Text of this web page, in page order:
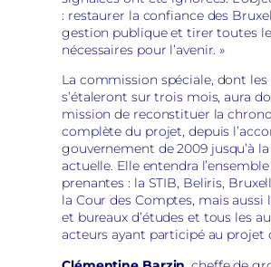
: restaurer la confiance des
gestion publique et tirer toutes
nécessaires pour l’avenir. »
La commission spéciale, dont les
s’étaleront sur trois mois, aura
mission de reconstituer la
complète du projet, depuis
gouvernement de 2009 jusqu’à
actuelle. Elle entendra
prenantes : la STIB, Beliris,
la Cour des Comptes, mais aussi
et bureaux d’études et tous les
acteurs ayant participé au projet